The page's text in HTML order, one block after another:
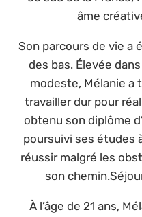
âme
Son parcours de vie a
des bas. Élevée
modeste, Mélanie a
travailler dur pour
obtenu son diplôme
poursuivi ses études
réussir malgré les
son
À l’âge de 21 ans,